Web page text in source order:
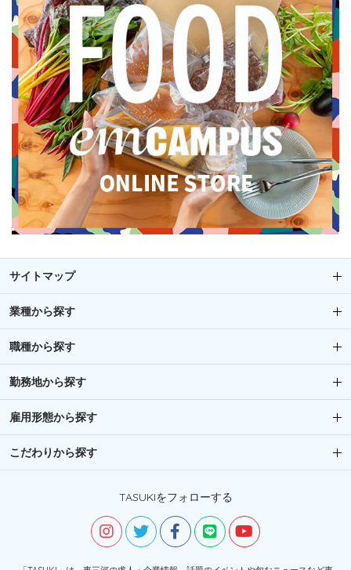
サイトマップ
業種から探す
職種から探す
勤務地から探す
雇用形態から探す
こだわりから探す
TASUKIをフォローする